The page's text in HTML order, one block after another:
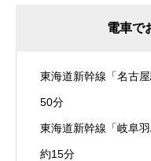
電車で
東海道新幹線「名
50分
東海道新幹線「岐
約15分